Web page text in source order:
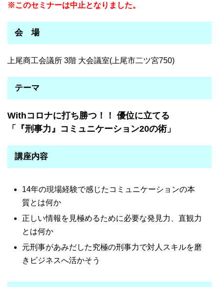
※このセミナーは中止となりました。
会 場
上尾商工会議所 3階 大会議室(上尾市二ツ宮750)
テーマ
Withコロナに打ち勝つ！！ 優位に立てる
「『刑事力』コミュニケーション20の術」
講座内容
14年の現場経験で感じたコミュニケーションの本
質とは何か
正しい情報を見極めるために必要な発見力、直観力
とは何か
元刑事があみだした究極の刑事力で対人スキルを磨
きビジネスへ活かそう